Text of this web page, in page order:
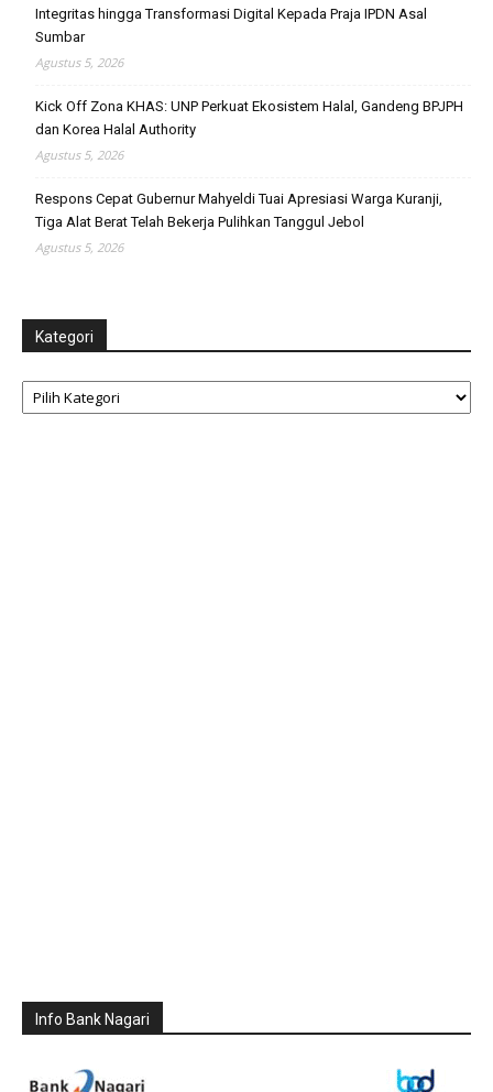
Integritas hingga Transformasi Digital Kepada Praja IPDN Asal
Sumbar
Agustus 5, 2026
Kick Off Zona KHAS: UNP Perkuat Ekosistem Halal, Gandeng BPJPH
dan Korea Halal Authority
Agustus 5, 2026
Respons Cepat Gubernur Mahyeldi Tuai Apresiasi Warga Kuranji,
Tiga Alat Berat Telah Bekerja Pulihkan Tanggul Jebol
Agustus 5, 2026
Kategori
Kategori
Info Bank Nagari